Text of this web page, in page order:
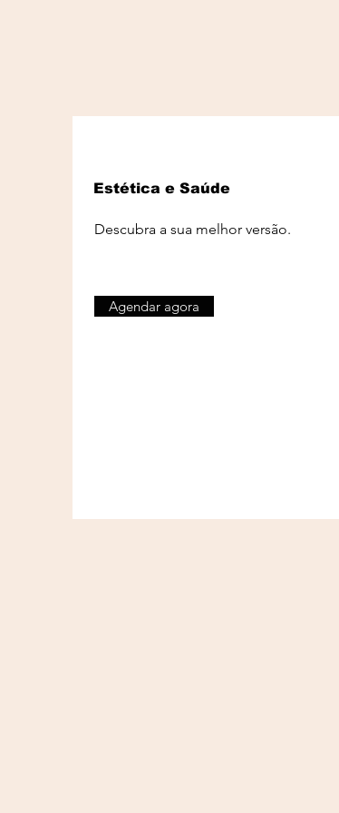
Estética e Saúde
Descubra a sua melhor versão.
Agendar agora